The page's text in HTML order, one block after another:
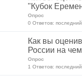
"Кубок
Опрос
0 Ответов:
Как вы
России на
Опрос
1 Ответов: